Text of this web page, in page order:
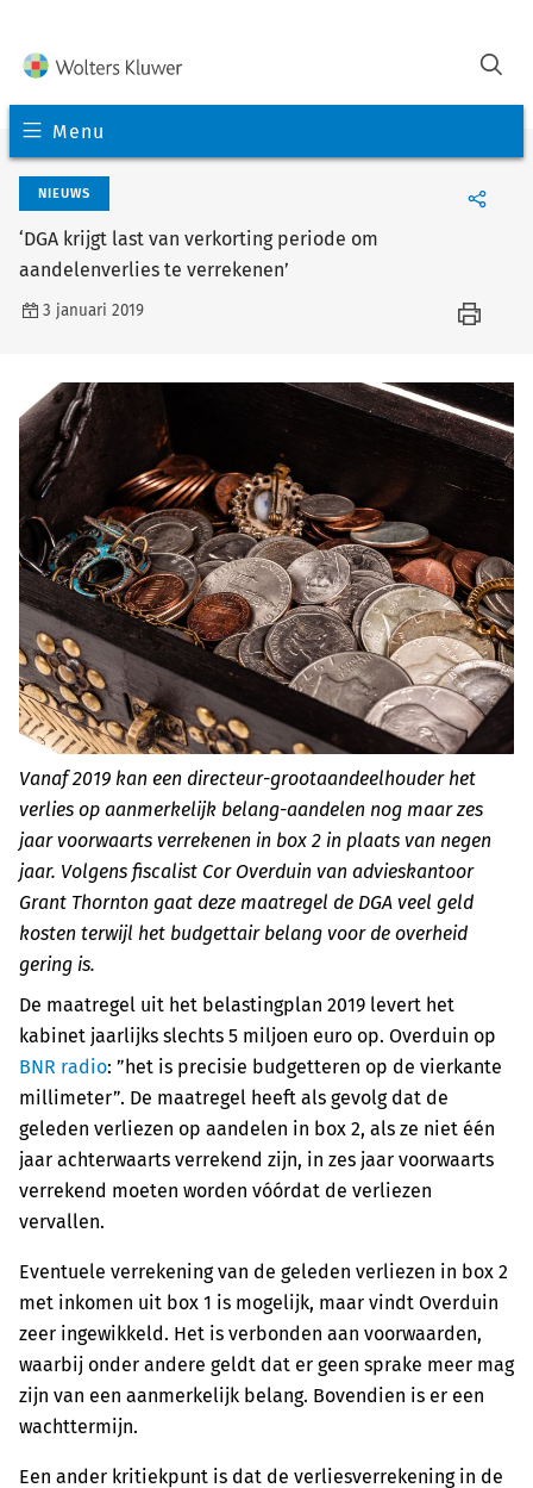
Menu
NIEUWS
‘DGA krijgt last van verkorting periode om
aandelenverlies te verrekenen’
3 januari 2019
Vanaf 2019 kan een directeur-grootaandeelhouder het
verlies op aanmerkelijk belang-aandelen nog maar zes
jaar voorwaarts verrekenen in box 2 in plaats van negen
jaar. Volgens fiscalist Cor Overduin van advieskantoor
Grant Thornton gaat deze maatregel de DGA veel geld
kosten terwijl het budgettair belang voor de overheid
gering is.
De maatregel uit het belastingplan 2019 levert het
kabinet jaarlijks slechts 5 miljoen euro op. Overduin op
BNR radio: ”het is precisie budgetteren op de vierkante
millimeter”. De maatregel heeft als gevolg dat de
geleden verliezen op aandelen in box 2, als ze niet één
jaar achterwaarts verrekend zijn, in zes jaar voorwaarts
verrekend moeten worden vóórdat de verliezen
vervallen.
Eventuele verrekening van de geleden verliezen in box 2
met inkomen uit box 1 is mogelijk, maar vindt Overduin
zeer ingewikkeld. Het is verbonden aan voorwaarden,
waarbij onder andere geldt dat er geen sprake meer mag
zijn van een aanmerkelijk belang. Bovendien is er een
wachttermijn.
Een ander kritiekpunt is dat de verliesverrekening in de